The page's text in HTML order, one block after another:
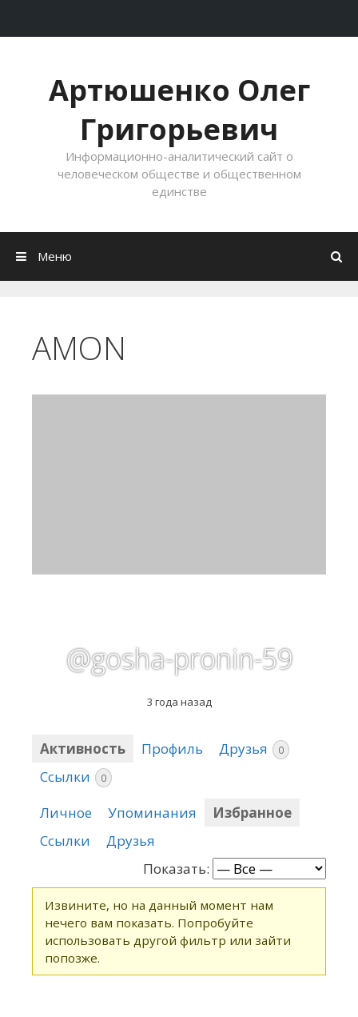
Артюшенко Олег
Григорьевич
Информационно-аналитический сайт о
человеческом обществе и общественном
единстве
Меню
AMON
@gosha-pronin-59
3 года назад
Активность Профиль Друзья 0
Ссылки 0
Личное Упоминания
Избранное
Ссылки
Друзья
Показать:
Извините, но на данный момент нам
нечего вам показать. Попробуйте
использовать другой фильтр или зайти
попозже.